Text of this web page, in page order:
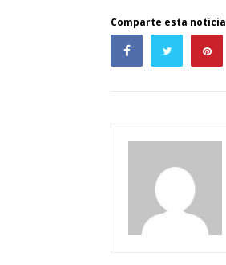
Comparte esta noticia